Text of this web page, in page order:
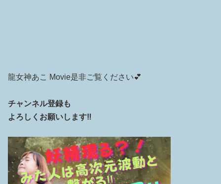
龍女神あこ Movie是非ご覧ください💕
チャンネル登録も
よろしくお願いします‼️